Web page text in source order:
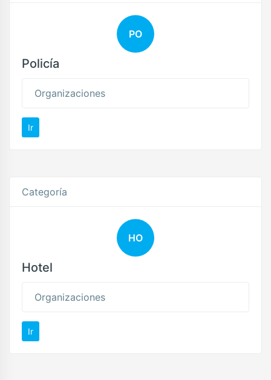
PO
Policía
Organizaciones
Ir
Categoría
HO
Hotel
Organizaciones
Ir